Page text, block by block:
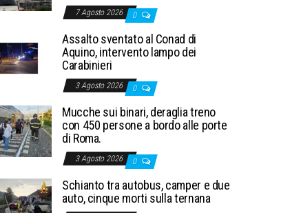
7 Agosto 2026 0
Assalto sventato al Conad di
Aquino, intervento lampo dei
Carabinieri
3 Agosto 2026 0
Mucche sui binari, deraglia treno
con 450 persone a bordo alle porte
di Roma.
3 Agosto 2026 0
Schianto tra autobus, camper e due
auto, cinque morti sulla ternana